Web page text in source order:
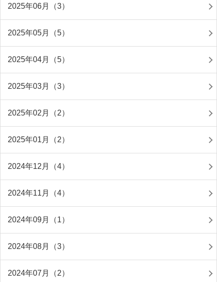
2025年06月（3）
2025年05月（5）
2025年04月（5）
2025年03月（3）
2025年02月（2）
2025年01月（2）
2024年12月（4）
2024年11月（4）
2024年09月（1）
2024年08月（3）
2024年07月（2）